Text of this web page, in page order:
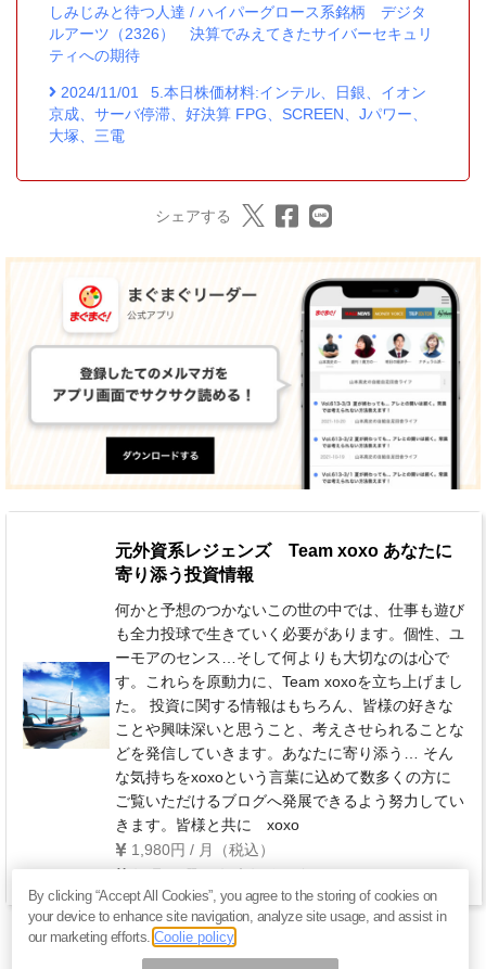
しみじみと待つ人達 / ハイパーグロース系銘柄 デジタ
ルアーツ（2326） 決算でみえてきたサイバーセキュリ
ティへの期待
2024/11/01
5.本日株価材料:インテル、日銀、イオン
京成、サーバ停滞、好決算 FPG、SCREEN、Jパワー、
大塚、三電
シェアする
元外資系レジェンズ Team xoxo あなたに
寄り添う投資情報
何かと予想のつかないこの世の中では、仕事も遊び
も全力投球で生きていく必要があります。個性、ユ
ーモアのセンス…そして何よりも大切なのは心で
す。これらを原動力に、Team xoxoを立ち上げまし
た。 投資に関する情報はもちろん、皆様の好きな
ことや興味深いと思うこと、考えさせられることな
どを発信していきます。あなたに寄り添う… そん
な気持ちをxoxoという言葉に込めて数多くの方に
ご覧いただけるブログへ発展できるよう努力してい
きます。皆様と共に xoxo
1,980円 / 月（税込）
By clicking “Accept All Cookies”, you agree to the storing of cookies on
your device to enhance site navigation, analyze site usage, and assist in
our marketing efforts.Coolie policy